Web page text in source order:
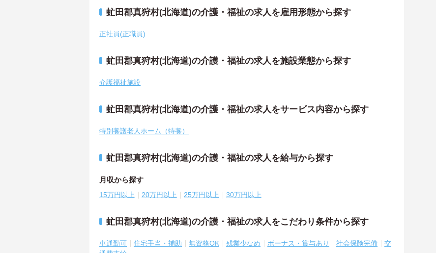
虻田郡真狩村(北海道)の介護・福祉の求人を雇用形態から探す
正社員(正職員)
虻田郡真狩村(北海道)の介護・福祉の求人を施設業態から探す
介護福祉施設
虻田郡真狩村(北海道)の介護・福祉の求人をサービス内容から探す
特別養護老人ホーム（特養）
虻田郡真狩村(北海道)の介護・福祉の求人を給与から探す
月収から探す
15万円以上 20万円以上 25万円以上 30万円以上
虻田郡真狩村(北海道)の介護・福祉の求人をこだわり条件から探す
車通勤可 住宅手当・補助 無資格OK 残業少なめ ボーナス・賞与あり 社会保険完備
交